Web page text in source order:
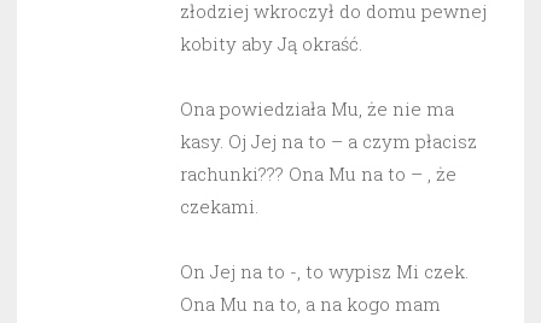
złodziej wkroczył do domu pewnej
kobity aby Ją okraść.
Ona powiedziała Mu, że nie ma
kasy. Oj Jej na to – a czym płacisz
rachunki??? Ona Mu na to – , że
czekami.
On Jej na to -, to wypisz Mi czek.
Ona Mu na to, a na kogo mam